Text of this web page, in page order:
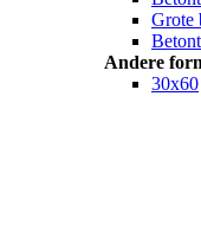
Grote
Andere
30x60